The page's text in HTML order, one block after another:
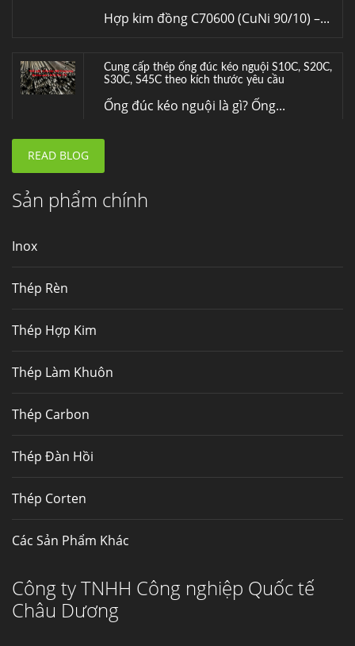
Hợp kim đồng C70600 (CuNi 90/10) –...
Cung cấp thép ống đúc kéo nguội S10C, S20C,
S30C, S45C theo kích thước yêu cầu
Ống đúc kéo nguội là gì? Ống...
Fengyang là một trong những nhà
Thép Fengyang
READ BLOG
Sản phẩm chính
Inox
Thép Rèn
Thép Hợp Kim
Thép Làm Khuôn
Thép Carbon
Thép Đàn Hồi
Thép Corten
Các Sản Phẩm Khác
Công ty TNHH Công nghiệp Quốc tế
Châu Dương